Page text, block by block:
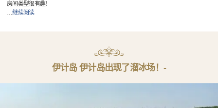
房间类型很有趣！
…继续阅读
伊计岛 伊计岛出现了溜冰场！-